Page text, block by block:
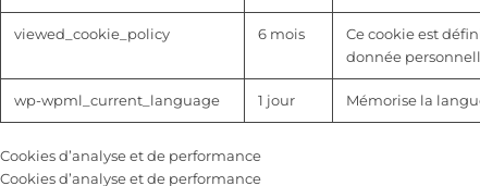
viewed_cookie_policy 6 mois
Ce cookie est
donnée
wp-wpml_current_language 1 jour Mémorise la
Cookies d’analyse et de performance
Cookies d’analyse et de performance